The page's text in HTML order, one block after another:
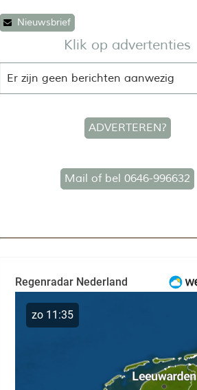
gezelligste weekend van het jaar:
ULVENhOUTDOOR.
Nieuwsbrief
Klik op advertenties
Er zijn geen berichten aanwezig
ADVERTEREN?
Mail of bel 0646-996632